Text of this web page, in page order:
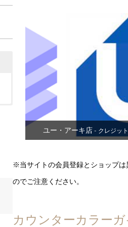
ユー・アーキ店- クレジッ
※当サイトの会員登録とショップは
のでご注意ください。
カウンターカラーガ